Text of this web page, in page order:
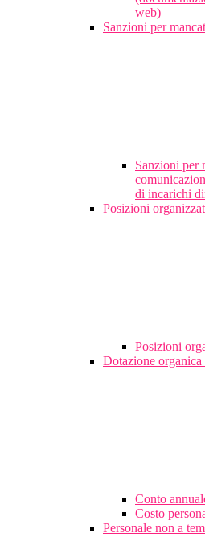
web)
Sanzioni per
Sanzioni per
di incarichi
Posizioni
Posizioni
Dotazione organica
Conto
Costo
Personale non a